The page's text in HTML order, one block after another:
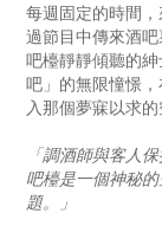
每週固定的時間
過節目中傳來酒
吧檯靜靜傾聽的
吧」的無限憧憬
入那個夢寐以求的
「調酒師與客人
吧檯是一個神秘
題。」